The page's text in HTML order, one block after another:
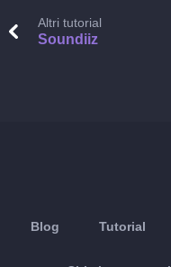
Altri tutorial
Soundiiz
Blog Tutorial